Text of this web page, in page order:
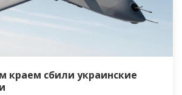
краем сбили украинские